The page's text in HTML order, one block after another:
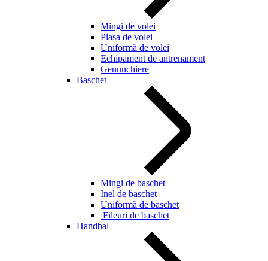
Mingi de volei
Plasa de volei
Uniformă de volei
Echipament de antrenament
Genunchiere
Baschet
Mingi de baschet
Inel de baschet
Uniformă de baschet
Fileuri de baschet
Handbal